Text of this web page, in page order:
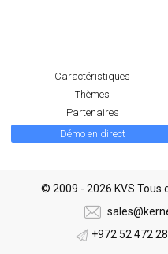
Caractéristiques
Thèmes
Partenaires
Démo en direct
© 2009 - 2026 KVS Tous
+972 52 472